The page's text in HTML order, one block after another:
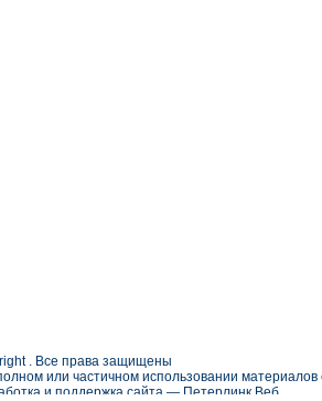
. Все права защищены
или частичном использовании
и поддержка сайта — Петерлинк Веб